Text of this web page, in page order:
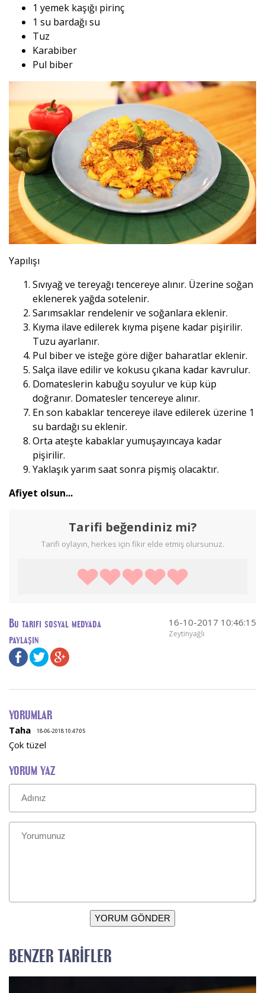
1 yemek kaşığı pirinç
1 su bardağı su
Tuz
Karabiber
Pul biber
Yapılışı
Sıvıyağ ve tereyağı tencereye alınır. Üzerine soğan
eklenerek yağda sotelenir.
Sarımsaklar rendelenir ve soğanlara eklenir.
Kıyma ilave edilerek kıyma pişene kadar pişirilir.
Tuzu ayarlanır.
Pul biber ve isteğe göre diğer baharatlar eklenir.
Salça ilave edilir ve kokusu çıkana kadar kavrulur.
Domateslerin kabuğu soyulur ve küp küp
doğranır. Domatesler tencereye alınır.
En son kabaklar tencereye ilave edilerek üzerine 1
su bardağı su eklenir.
Orta ateşte kabaklar yumuşayıncaya kadar
pişirilir.
Yaklaşık yarım saat sonra pişmiş olacaktır.
Afiyet olsun...
Tarifi beğendiniz mi?
Tarifi oylayın, herkes için fikir elde etmiş olursunuz.
Bu tarifi sosyal medyada
paylaşın
16-10-2017 10:46:15
Zeytinyağlı
YORUMLAR
Taha 18-06-2018 10:47:05
Çok tüzel
YORUM YAZ
YORUM GÖNDER
BENZER TARIFLER